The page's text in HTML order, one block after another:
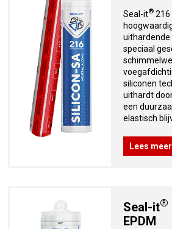
Seal-it®216
speciaal
siliconen
uithardt
een
elastisch
Lees meer
Seal-it®
EPDM